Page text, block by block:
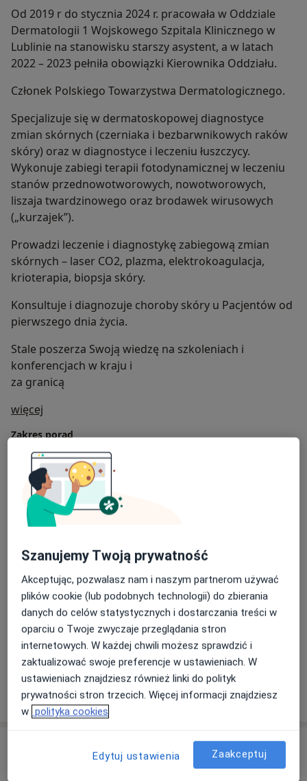
Od 2019 r do stycznia 2024 r. pracowała w Oddziale
Dermatologii 1 Wojskowego Szpitala Klinicznego w
Lublinie na stanowisku starszy asystent, a w latach
2022 – 2023 pełniła obowiązki Kierownika Oddziału.
Członek Polskiego Towarzystwa Dermatologicznego.
Specjalizuje się w dermatoskopowej diagnostyce
zmian skórnych (czerniaka i bezbarwnikowych raków
skóry) oraz w diagnostyce i leczeniu łuszczycy.
Wykonuje zabiegi terapii fotodynamicznej w leczeniu
stanów przednowotworowych, nowotworowych,
liszaja twardzinowego oraz brodawek wirusowych
(„kurzajek”).
Prowadzi leczenie i diagnostykę zabiegową zmian
skórnych – laser CO2, plazma, elektrokoagulacja,
krioterapia, biopsja skóry.
Konsultuje i diagnozuje choroby skóry u Pacjentów od
pierwszego dnia życia.
Stale poszerza Swoją wiedzę na szkoleniach i
konferencjach w kraju i
za granicą
więcej
Zakres porad
Dermatologia i wenerologia
Główne obszary pomocy
Trądzik młodzieńczy
Brodawki wirusowe
Pacjenci których przyjmuję
Dorośli
Dzieci
Rodzaje konsultacji
Stacjonarne Zobacz lokalizacje (1)
Pokaż więcejo doświadczeniu
Szanujemy Twoją prywatność
Akceptując, pozwalasz nam i naszym partnerom używać
plików cookie (lub podobnych technologii) do zbierania
danych do celów statystycznych i dostarczania treści w
oparciu o Twoje zwyczaje przeglądania stron
internetowych. W każdej chwili możesz sprawdzić i
zaktualizować swoje preferencje w ustawieniach. W
ustawieniach znajdziesz również linki do polityk
prywatności stron trzecich. Więcej informacji znajdziesz
w polityka cookies
Edytuj ustawienia Zaakceptuj